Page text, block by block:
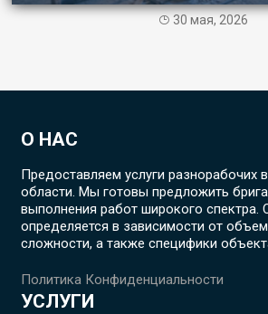
30 мая, 2026
О НАС
Предоставляем услуги разнорабочих
области. Мы готовы предложить
выполнения работ широкого спектра.
определяется в зависимости от
сложности, а также специфики
Политика Конфиденциальности
УСЛУГИ